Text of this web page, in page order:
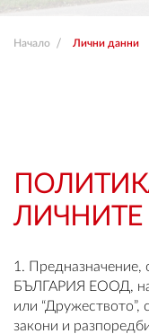
Начало Лични данни
1. Предназначение,
БЪЛГАРИЯ ЕООД,
или
закони и
ХЛАДИЛНИ ЧАНТИ
0 продукта